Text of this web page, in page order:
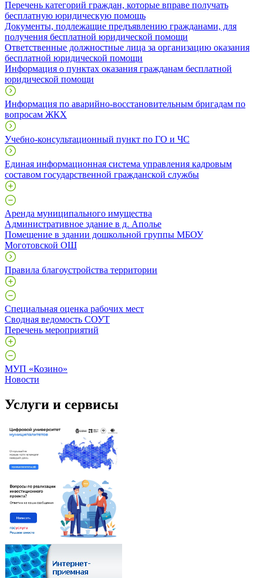
Перечень категорий граждан, которые вправе получать
бесплатную юридическую помощь
Документы, подлежащие предъявлению гражданами, для
получения бесплатной юридической помощи
Ответственные должностные лица за организацию оказания
бесплатной юридической помощи
Информация о пунктах оказания гражданам бесплатной
юридической помощи
Информация по аварийно-восстановительным бригадам по
вопросам ЖКХ
Учебно-консультационный пункт по ГО и ЧС
Единая информационная система управления кадровым
составом государственной гражданской службы
Аренда муниципального имущества
Административное здание в д. Аполье
Помещение в здании дошкольной группы МБОУ
Моготовской ОШ
Правила благоустройства территории
Специальная оценка рабочих мест
Сводная ведомость СОУТ
Перечень мероприятий
МУП «Козино»
Новости
Услуги и сервисы